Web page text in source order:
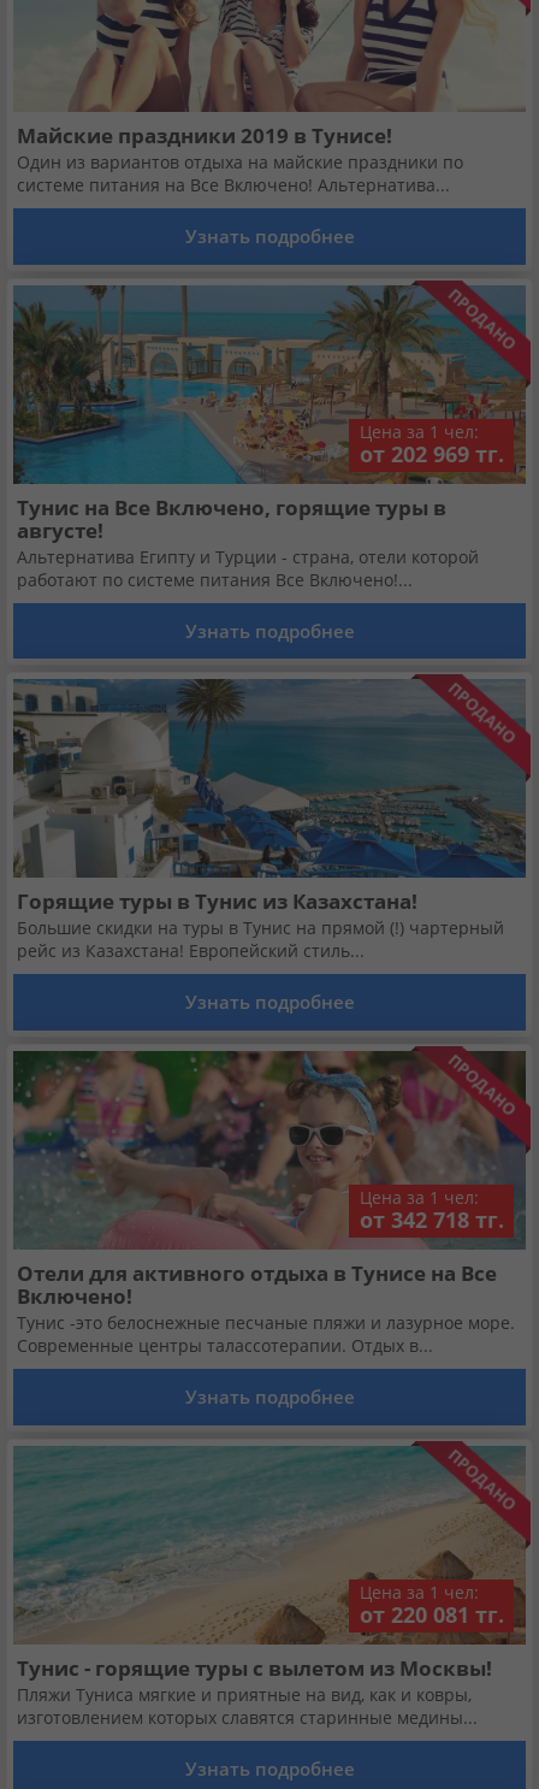
Майские праздники 2019 в Тунисе!
Один из вариантов отдыха на майские праздники по
системе питания на Все Включено! Альтернатива...
Узнать подробнее
Цена за 1 чел:
от 202 969 тг.
Тунис на Все Включено, горящие туры в
августе!
Альтернатива Египту и Турции - страна, отели которой
работают по системе питания Все Включено!...
Узнать подробнее
Горящие туры в Тунис из Казахстана!
Большие скидки на туры в Тунис на прямой (!) чартерный
рейс из Казахстана! Европейский стиль...
Узнать подробнее
Цена за 1 чел:
от 342 718 тг.
Отели для активного отдыха в Тунисе на Все
Включено!
Тунис -это белоснежные песчаные пляжи и лазурное море.
Современные центры талассотерапии. Отдых в...
Узнать подробнее
Цена за 1 чел:
от 220 081 тг.
Тунис - горящие туры с вылетом из Москвы!
Пляжи Туниса мягкие и приятные на вид, как и ковры,
изготовлением которых славятся старинные медины...
Узнать подробнее